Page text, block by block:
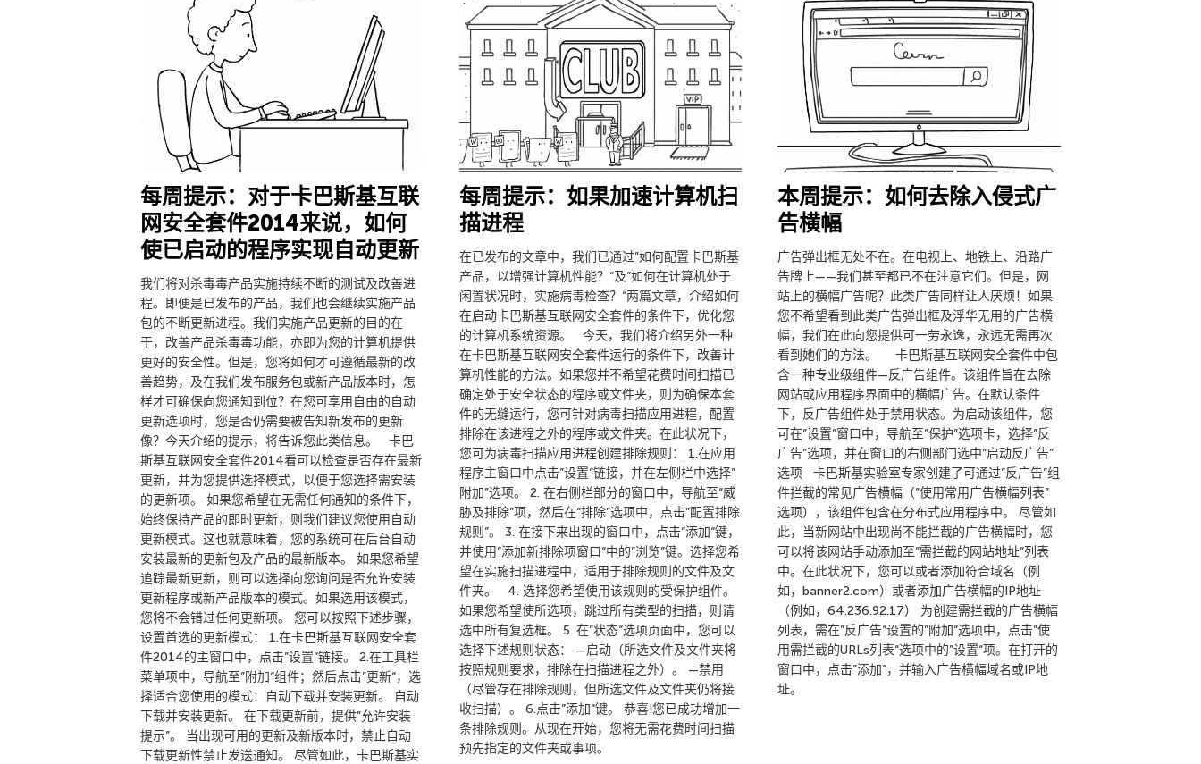
每周提示：对于卡巴斯基互联
网安全套件2014来说，如何
使已启动的程序实现自动更新
我们将对杀毒毒产品实施持续不断的测试及改善进
程。即便是已发布的产品，我们也会继续实施产品
包的不断更新进程。我们实施产品更新的目的在
于，改善产品杀毒毒功能，亦即为您的计算机提供
更好的安全性。但是，您将如何才可遵循最新的改
善趋势，及在我们发布服务包或新产品版本时，怎
样才可确保向您通知到位？在您可享用自由的自动
更新选项时，您是否仍需要被告知新发布的更新
像？今天介绍的提示，将告诉您此类信息。 卡巴
斯基互联网安全套件2014看可以检查是否存在最新
更新，并为您提供选择模式，以便于您选择需安装
的更新项。 如果您希望在无需任何通知的条件下，
始终保持产品的即时更新，则我们建议您使用自动
更新模式。这也就意味着，您的系统可在后台自动
安装最新的更新包及产品的最新版本。 如果您希望
追踪最新更新，则可以选择向您询问是否允许安装
更新程序或新产品版本的模式。如果选用该模式，
您将不会错过任何更新项。 您可以按照下述步骤，
设置首选的更新模式： 1.在卡巴斯基互联网安全套
件2014的主窗口中，点击”设置“链接。 2.在工具栏
菜单项中，导航至”附加“组件；然后点击”更新“，选
择适合您使用的模式：自动下载并安装更新。 自动
下载并安装更新。 在下载更新前，提供”允许安装
提示”。 当出现可用的更新及新版本时，禁止自动
下载更新性禁止发送通知。 尽管如此，卡巴斯基实
每周提示：如果加速计算机扫
描进程
在已发布的文章中，我们已通过”如何配置卡巴斯基
产品，以增强计算机性能？“及”如何在计算机处于
闲置状况时，实施病毒检查？“两篇文章，介绍如何
在启动卡巴斯基互联网安全套件的条件下，优化您
的计算机系统资源。 今天，我们将介绍另外一种
在卡巴斯基互联网安全套件运行的条件下，改善计
算机性能的方法。如果您并不希望花费时间扫描已
确定处于安全状态的程序或文件夹，则为确保本套
件的无缝运行，您可针对病毒扫描应用进程，配置
排除在该进程之外的程序或文件夹。在此状况下，
您可为病毒扫描应用进程创建排除规则： 1.在应用
程序主窗口中点击”设置”链接，并在左侧栏中选择”
附加”选项。 2. 在右侧栏部分的窗口中，导航至“威
胁及排除”项，然后在“排除”选项中，点击”配置排除
规则”。 3. 在接下来出现的窗口中，点击”添加“键，
并使用”添加新排除项窗口“中的”浏览”键。选择您希
望在实施扫描进程中，适用于排除规则的文件及文
件夹。 4. 选择您希望使用该规则的受保护组件。
如果您希望使所选项，跳过所有类型的扫描，则请
选中所有复选框。 5. 在”状态“选项页面中，您可以
选择下述规则状态： —启动（所选文件及文件夹将
按照规则要求，排除在扫描进程之外）。 —禁用
（尽管存在排除规则，但所选文件及文件夹仍将接
收扫描）。 6.点击”添加“键。 恭喜!您已成功增加一
条排除规则。从现在开始，您将无需花费时间扫描
预先指定的文件夹或事项。
本周提示：如何去除入侵式广
告横幅
广告弹出框无处不在。在电视上、地铁上、沿路广
告牌上——我们甚至都已不在注意它们。但是，网
站上的横幅广告呢？此类广告同样让人厌烦！如果
您不希望看到此类广告弹出框及浮华无用的广告横
幅，我们在此向您提供可一劳永逸，永远无需再次
看到她们的方法。 卡巴斯基互联网安全套件中包
含一种专业级组件—反广告组件。该组件旨在去除
网站或应用程序界面中的横幅广告。在默认条件
下，反广告组件处于禁用状态。为启动该组件，您
可在”设置”窗口中，导航至”保护”选项卡，选择”反
广告”选项，并在窗口的右侧部门选中”启动反广告”
选项 卡巴斯基实验室专家创建了可通过”反广告”组
件拦截的常见广告横幅（”使用常用广告横幅列表”
选项），该组件包含在分布式应用程序中。 尽管如
此，当新网站中出现尚不能拦截的广告横幅时，您
可以将该网站手动添加至”需拦截的网站地址”列表
中。在此状况下，您可以或者添加符合域名（例
如，banner2.com）或者添加广告横幅的IP地址
（例如，64.236.92.17） 为创建需拦截的广告横幅
列表，需在”反广告“设置的”附加“选项中，点击”使
用需拦截的URLs列表“选项中的”设置“项。在打开的
窗口中，点击”添加“，并输入广告横幅域名或IP地
址。